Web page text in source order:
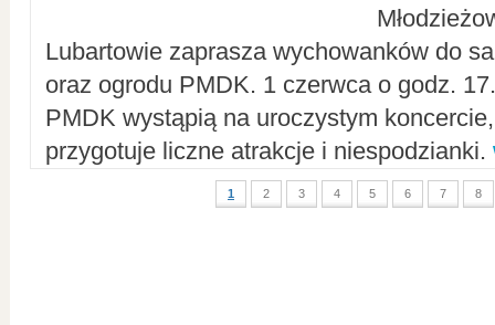
Lubartowie zaprasza wychowanków do
oraz ogrodu PMDK. 1 czerwca o godz.
PMDK wystąpią na uroczystym
przygotuje liczne atrakcje i niespodzianki.
1 2 3 4 5 6 7 8